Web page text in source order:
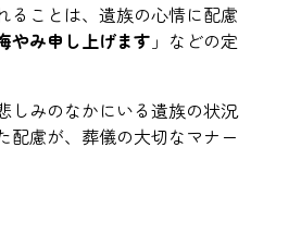
ることは、遺族の心情に配慮
やみ申し上げます 」などの定
しみのなかにいる遺族の状況
配慮が、葬儀の大切なマナー